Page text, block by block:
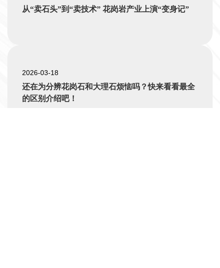
从“卖石头”到“卖技术” 花岗岩产业上演“变身记”
2026-03-18
还在为分辨花岗石和大理石烦恼吗？快来看看最全
的区别介绍吧！